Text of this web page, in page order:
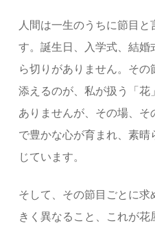
人間は一生のうちに節目
す。誕生日、入学式、結婚
ら切りがありません。そ
添えるのが、私が扱う「花
ありませんが、その場、そ
で豊かな心が育まれ、素
じています。
そして、その節目ごとに
きく異なること、これが花